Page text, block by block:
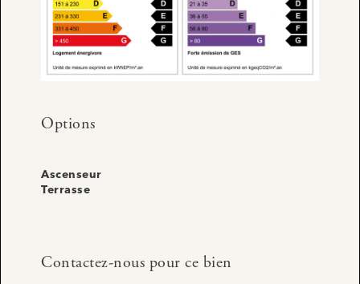
Options
Ascenseur
Terrasse
Contactez-nous pour ce bien